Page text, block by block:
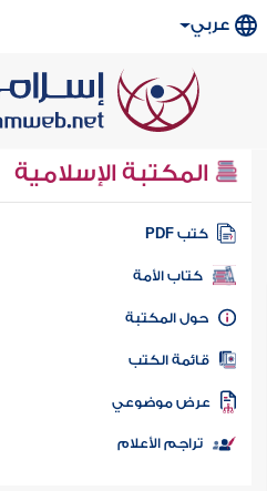
عربي
المكتبة الإسلامية
كتب PDF
كتاب الأمة
المكتبة
الكتب
موضوعي